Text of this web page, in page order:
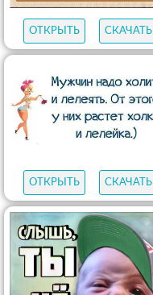
ОТКРЫТЬ СКАЧАТЬ
ОТКРЫТЬ СКАЧАТЬ